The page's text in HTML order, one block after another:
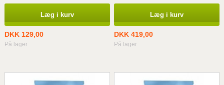
Læg i kurv
DKK 129,00
På lager
Læg i kurv
DKK 419,00
På lager